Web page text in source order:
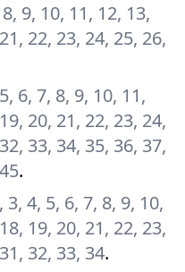
9, 10, 11, 12, 13,
22, 23, 24, 25, 26,
6, 7, 8, 9, 10, 11,
20, 21, 22, 23, 24,
33, 34, 35, 36, 37,
.
3, 4, 5, 6, 7, 8, 9, 10,
19, 20, 21, 22, 23,
32, 33, 34.